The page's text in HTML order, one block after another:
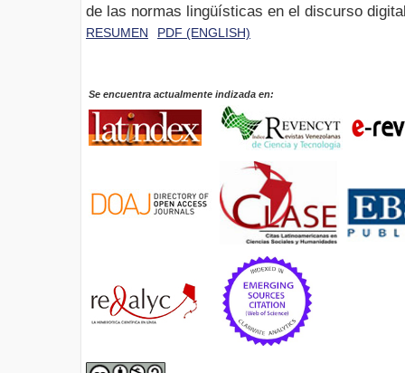
de las normas lingüísticas en el discurso
RESUMEN PDF (ENGLISH)
Se encuentra actualmente indizada en: